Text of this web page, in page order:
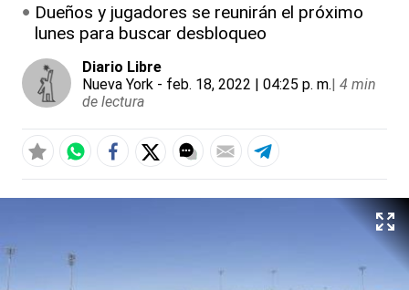
Dueños y jugadores se reunirán el próximo
lunes para buscar desbloqueo
Diario Libre
Nueva York - feb. 18, 2022 | 04:25 p. m.| 4 min
de lectura